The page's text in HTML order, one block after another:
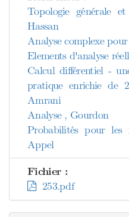
Topologie générale
Hassan
Analyse complexe
Elements d'analyse
Calcul différentiel -
pratique enrichie de
Amrani
Analyse , Gourdon
Probabilités pour les
Appel
Fichier :
253.pdf